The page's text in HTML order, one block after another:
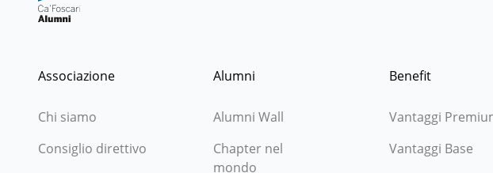
Associazione
Chi siamo
Consiglio direttivo
Alumni
Alumni Wall
Chapter nel
mondo
Benefit
Vantaggi
Vantaggi Base